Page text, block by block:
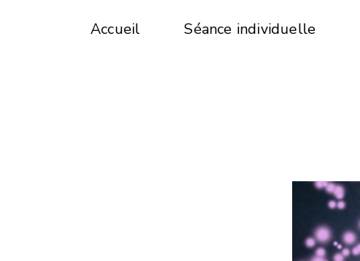
Accueil Séance individuelle